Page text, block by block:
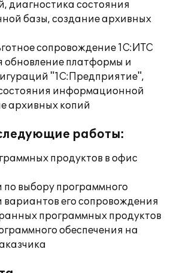
диагностика состояния
базы, создание архивных
сопровождение 1С:ИТС
обновление платформы и
"1С:Предприятие",
информационной
архивных копий
работы:
продуктов в офис
по выбору программного
вариантов его сопровождения
программных продуктов
обеспечения на